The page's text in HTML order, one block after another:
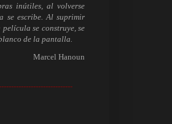
inútiles, al volverse
se escribe. Al suprimir
película se construye, se
de la pantalla.
Marcel Hanoun